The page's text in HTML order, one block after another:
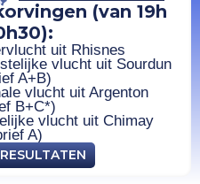
(van 19h
uit Rhisnes
vlucht uit Sourdun
A+B)
vlucht uit Argenton
B+C*)
vlucht uit Chimay
A)